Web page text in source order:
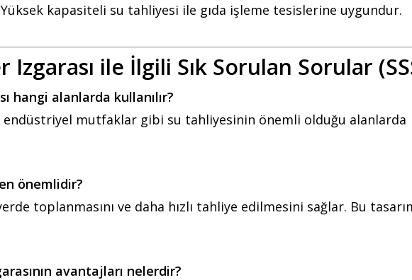
kapasiteli su tahliyesi ile gıda işleme tesislerine uygundur.
Izgarası ile İlgili Sık Sorulan Sorular
hangi alanlarda kullanılır?
endüstriyel mutfaklar gibi su tahliyesinin önemli olduğu alanlarda
önemlidir?
toplanmasını ve daha hızlı tahliye edilmesini sağlar. Bu
avantajları nelerdir?